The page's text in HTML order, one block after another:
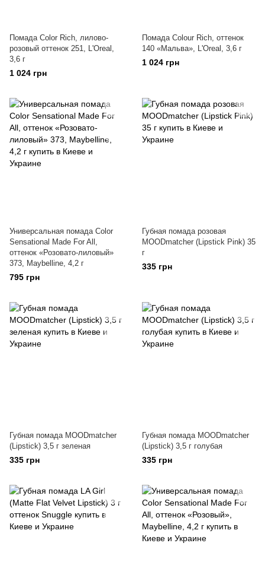
Помада Color Rich, лилово-
розовый оттенок 251, L'Oreal,
3,6 г
1 024 грн
Помада Colour Rich, оттенок
140 «Мальва», L'Oreal, 3,6 г
1 024 грн
Универсальная помада Color
Sensational Made For All,
оттенок «Розовато-лиловый»
373, Maybelline, 4,2 г
795 грн
Губная помада розовая
MOODmatcher (Lipstick Pink) 35
г
335 грн
Губная помада MOODmatcher
(Lipstick) 3,5 г зеленая
335 грн
Губная помада MOODmatcher
(Lipstick) 3,5 г голубая
335 грн